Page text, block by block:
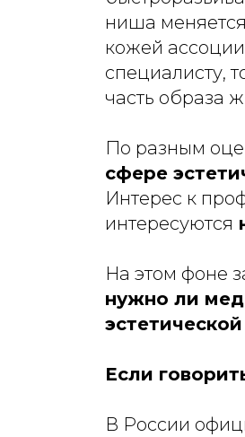
ниша меняется
кожей
специалисту,
часть образа
По разным
сфере
Интерес к
интересуются
На этом фоне
нужно ли
Если
В России